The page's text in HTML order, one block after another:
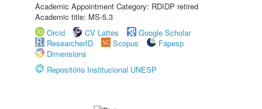
Academic Appointment Category: RDIDP retired
Academic title: MS-5.3
Orcid
CV Lattes
Google Scholar
ResearcherID
Scopus
Fapesp
Dimensions
Repositório Institucional UNESP